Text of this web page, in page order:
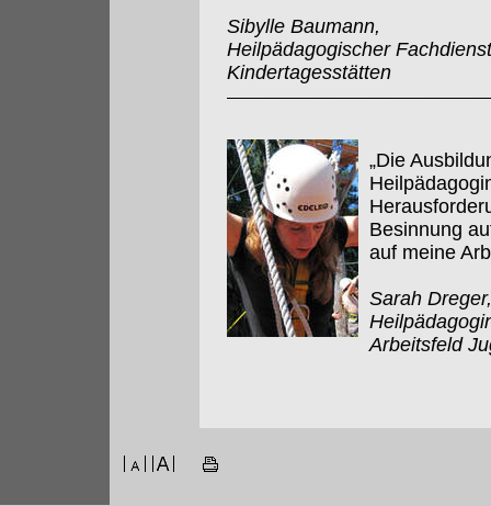
Sibylle Baumann,
Heilpädagogischer
Kindertagesstätten
„Die
Besinnung
auf meine
Sarah
Arbeitsfeld